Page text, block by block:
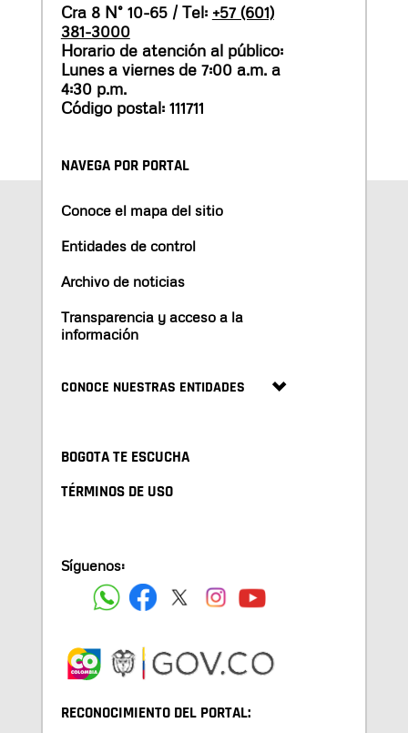
Cra 8 N° 10-65 / Tel: +57 (601)
381-3000
Horario de atención al público:
Lunes a viernes de 7:00 a.m. a
4:30 p.m.
Código postal: 111711
NAVEGA POR PORTAL
Conoce el mapa del sitio
Entidades de control
Archivo de noticias
Transparencia y acceso a la
información
CONOCE NUESTRAS ENTIDADES
BOGOTA TE ESCUCHA
TÉRMINOS DE USO
Síguenos:
RECONOCIMIENTO DEL PORTAL: